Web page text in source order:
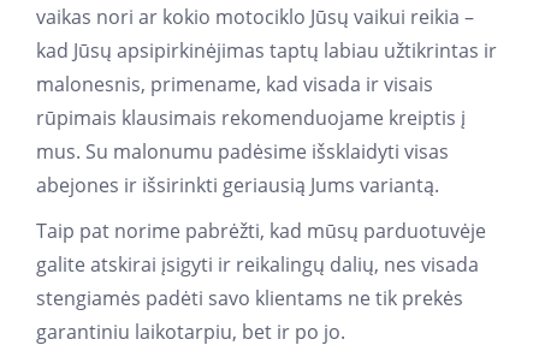
vaikas nori ar kokio motociklo Jūsų vaikui reikia –
kad Jūsų apsipirkinėjimas taptų labiau užtikrintas ir
malonesnis, primename, kad visada ir visais
rūpimais klausimais rekomenduojame kreiptis į
mus. Su malonumu padėsime išsklaidyti visas
abejones ir išsirinkti geriausią Jums variantą.
Taip pat norime pabrėžti, kad mūsų parduotuvėje
galite atskirai įsigyti ir reikalingų dalių, nes visada
stengiamės padėti savo klientams ne tik prekės
garantiniu laikotarpiu, bet ir po jo.